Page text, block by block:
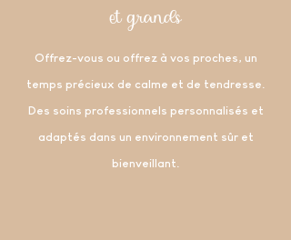
et grands
Offrez-vous ou offrez à vos proches, un
temps précieux de calme et de tendresse.
Des soins professionnels personnalisés et
adaptés dans un environnement sûr et
bienveillant.